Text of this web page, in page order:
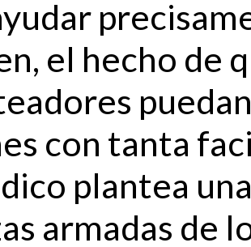
el hecho de
con tanta
plantea
armadas de